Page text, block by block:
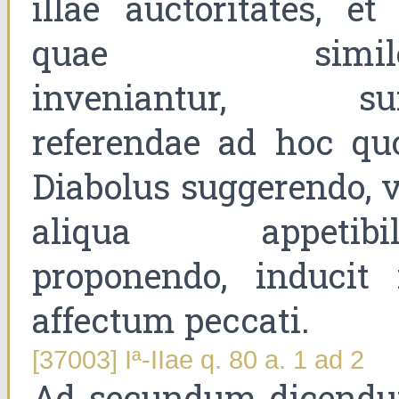
quae
inveniantur,
referendae ad hoc
Diabolus suggerendo,
aliqua
proponendo, inducit
affectum peccati.
[37003] Iª-IIae q. 80 a. 1 ad 2